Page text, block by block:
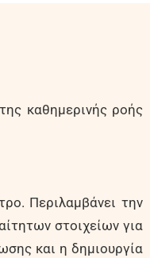
καθημερινής ροής
Περιλαμβάνει την
στοιχείων για
και η δημιουργία